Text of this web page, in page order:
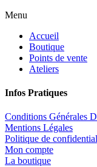
Menu
Accueil
Boutique
Points de vente
Ateliers
Infos Pratiques
Conditions Générales
Mentions Légales
Politique de
Mon compte
La boutique